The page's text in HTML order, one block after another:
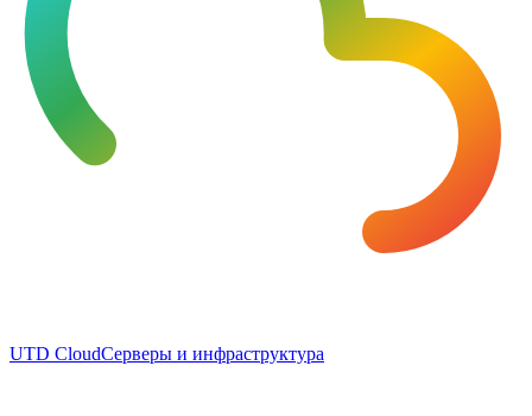
UTD CloudСерверы и инфраструктура